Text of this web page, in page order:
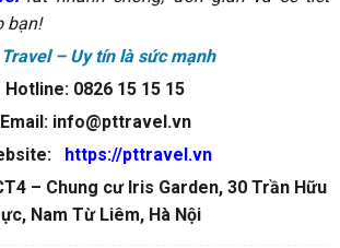
bạn!
– Uy tín là sức mạnh
Hotline: 0826 15 15 15
Email: info@pttravel.vn
https://pttravel.vn
– Chung cư Iris Garden, 30 Trần Hữu
Nam Từ Liêm, Hà Nội